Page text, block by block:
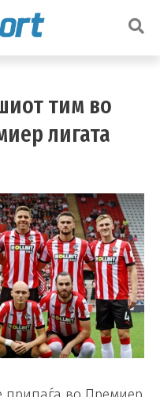
тим во
лигата